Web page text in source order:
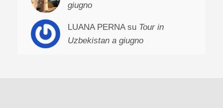
giugno
LUANA PERNA su Tour in
Uzbekistan a giugno